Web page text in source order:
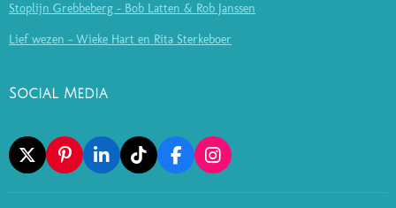
Stoplijn Grebbeberg - Bob Latten & Rob Janssen
Lief wezen - Wieke Hart en Rita Sterkeboer
Social Media
X
P
I
N
L
I
N
T
I
K
F
A
C
I
N
S